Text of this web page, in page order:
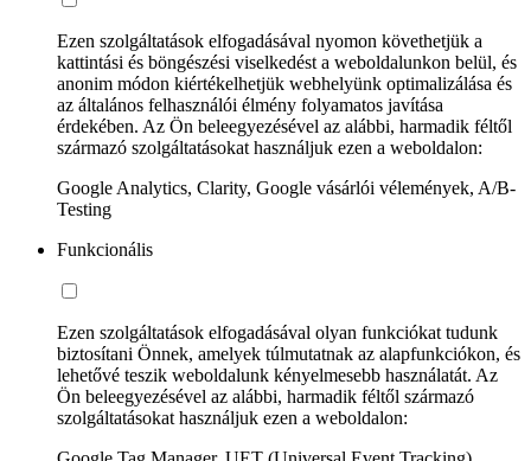
Ezen szolgáltatások elfogadásával nyomon követhetjük a
kattintási és böngészési viselkedést a weboldalunkon belül, és
anonim módon kiértékelhetjük webhelyünk optimalizálása és
az általános felhasználói élmény folyamatos javítása
érdekében. Az Ön beleegyezésével az alábbi, harmadik féltől
származó szolgáltatásokat használjuk ezen a weboldalon:
Google Analytics, Clarity, Google vásárlói vélemények, A/B-
Testing
Funkcionális
Ezen szolgáltatások elfogadásával olyan funkciókat tudunk
biztosítani Önnek, amelyek túlmutatnak az alapfunkciókon, és
lehetővé teszik weboldalunk kényelmesebb használatát. Az
Ön beleegyezésével az alábbi, harmadik féltől származó
szolgáltatásokat használjuk ezen a weboldalon: